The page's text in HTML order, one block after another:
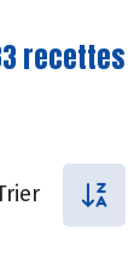
recettes